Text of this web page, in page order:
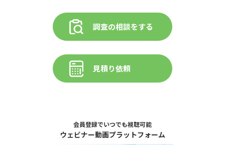
調査の相談をする
見積り依頼
会員登録でいつでも視聴可能
ウェビナー動画プラットフォーム